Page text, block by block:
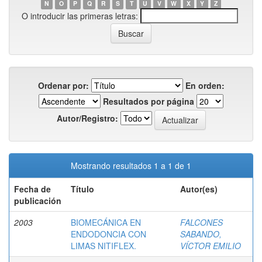
N
O P Q R S T U V W X Y Z
O introducir las primeras letras:
Ordenar por:
En orden:
Resultados por página
Autor/Registro:
Mostrando resultados 1 a 1 de 1
Fecha de
publicación
Título Autor(es)
2003
BIOMECÁNICA EN
ENDODONCIA CON
LIMAS NITIFLEX.
FALCONES
SABANDO,
VÍCTOR EMILIO